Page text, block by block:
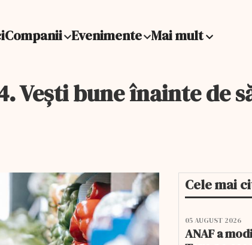
Companii Evenimente Mai mult
Veşti bune înainte de
Cele mai
05 AUGUST 2026
ANAF a